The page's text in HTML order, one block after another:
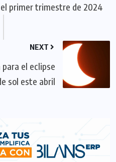
primer trimestre de 2024
NEXT
para el eclipse
sol este abril